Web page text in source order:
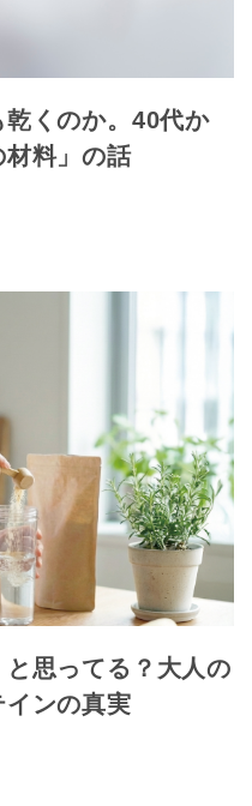
くのか。40代か
材料」の話
思ってる？大人の
ンの真実